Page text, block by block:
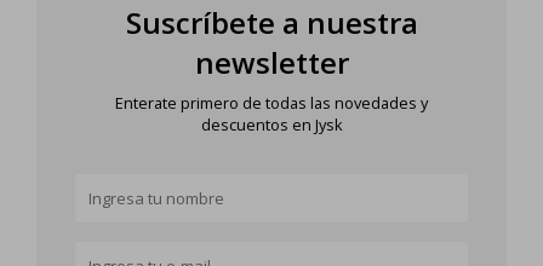
Suscríbete a nuestra
newsletter
Enterate primero de todas las novedades y
descuentos en Jysk